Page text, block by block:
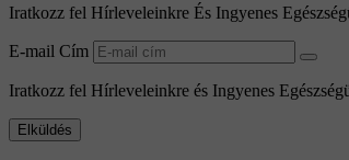
Iratkozz fel Hírleveleinkre És Ingyenes
E-mail Cím
Iratkozz fel Hírleveleinkre és Ingyenes